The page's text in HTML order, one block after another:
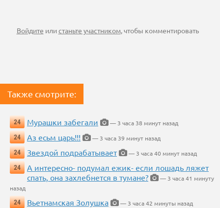
Войдите илистаньте участником, чтобы комментировать
Также смотрите:
24 Мурашки забегали
— 3 часа 38 минут назад
24
Аз есьм царь!!!
— 3 часа 39 минут назад
24
Звездой подрабатывает
— 3 часа 40 минут назад
24
А интересно- подумал ежик- если лошадь ляжет
спать, она захлебнется в тумане?
— 3 часа 41 минуту
назад
24
Вьетнамская Золушка
— 3 часа 42 минуты назад